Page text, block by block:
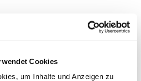
Cookies
um Inhalte und Anzeigen zu